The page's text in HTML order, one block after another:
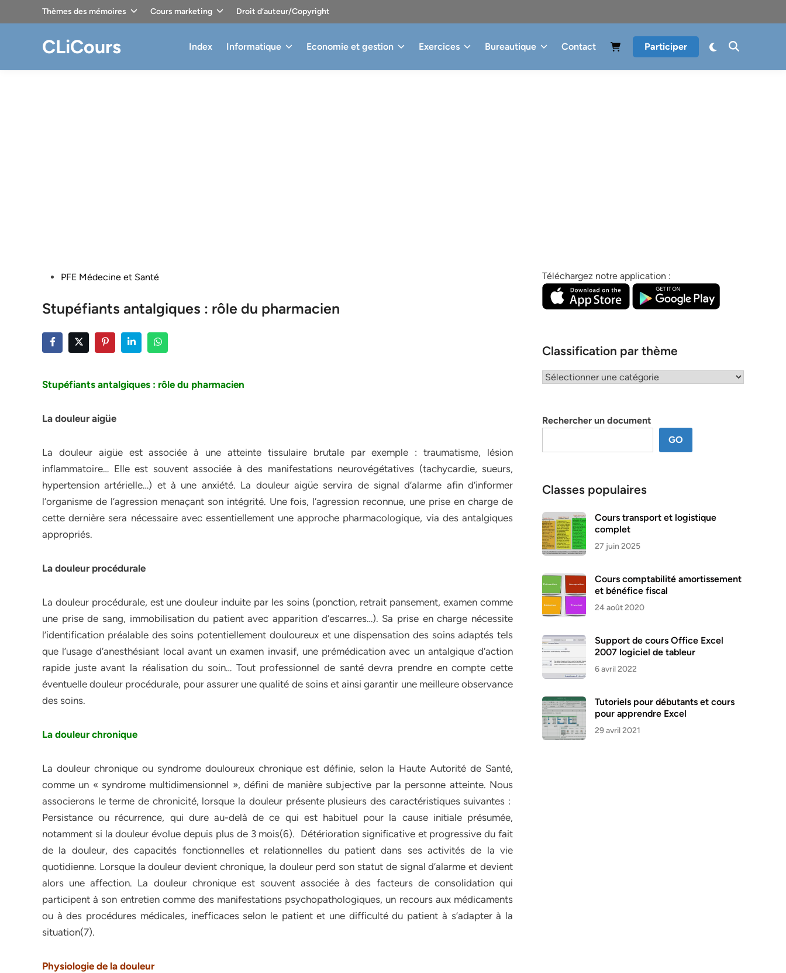
Thèmes des mémoires Cours marketing Droit d’auteur/Copyright
CLiCours Index Informatique Economie et gestion Exercices Bureautique Contact Participer
PostedPFE Médecine et Santé
Stupéfiants antalgiques : rôle du pharmacien
Stupéfiants antalgiques : rôle du pharmacien
La douleur aigüe
La douleur aigüe est associée à une atteinte tissulaire brutale par exemple : traumatisme, lésion
inflammatoire… Elle est souvent associée à des manifestations neurovégétatives (tachycardie, sueurs,
hypertension artérielle…) et à une anxiété. La douleur aigüe servira de signal d’alarme afin d’informer
l’organisme de l’agression menaçant son intégrité. Une fois, l’agression reconnue, une prise en charge de
cette dernière sera nécessaire avec essentiellement une approche pharmacologique, via des antalgiques
appropriés.
La douleur procédurale
La douleur procédurale, est une douleur induite par les soins (ponction, retrait pansement, examen comme
une prise de sang, immobilisation du patient avec apparition d’escarres…). Sa prise en charge nécessite
l’identification préalable des soins potentiellement douloureux et une dispensation des soins adaptés tels
que l’usage d’anesthésiant local avant un examen invasif, une prémédication avec un antalgique d’action
rapide juste avant la réalisation du soin… Tout professionnel de santé devra prendre en compte cette
éventuelle douleur procédurale, pour assurer une qualité de soins et ainsi garantir une meilleure observance
des soins.
La douleur chronique
La douleur chronique ou syndrome douloureux chronique est définie, selon la Haute Autorité de Santé,
comme un « syndrome multidimensionnel », défini de manière subjective par la personne atteinte. Nous
associerons le terme de chronicité, lorsque la douleur présente plusieurs des caractéristiques suivantes :
Persistance ou récurrence, qui dure au-delà de ce qui est habituel pour la cause initiale présumée,
notamment si la douleur évolue depuis plus de 3 mois(6). Détérioration significative et progressive du fait
de la douleur, des capacités fonctionnelles et relationnelles du patient dans ses activités de la vie
quotidienne. Lorsque la douleur devient chronique, la douleur perd son statut de signal d’alarme et devient
alors une affection. La douleur chronique est souvent associée à des facteurs de consolidation qui
participent à son entretien comme des manifestations psychopathologiques, un recours aux médicaments
ou à des procédures médicales, inefficaces selon le patient et une difficulté du patient à s’adapter à la
situation(7).
Physiologie de la douleur
Téléchargez notre application :
Classification par thème
Classification
Rechercher un document
GO
Classes populaires
Cours transport et logistique
complet
27 juin 2025
Cours comptabilité amortissement
et bénéfice fiscal
24 août 2020
Support de cours Office Excel
2007 logiciel de tableur
6 avril 2022
Tutoriels pour débutants et cours
pour apprendre Excel
29 avril 2021